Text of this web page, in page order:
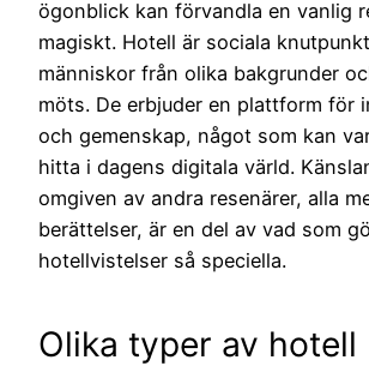
ögonblick kan förvandla en vanlig
magiskt. Hotell är sociala
människor från olika bakgrunder
möts. De erbjuder en plattform för
och gemenskap, något som kan
hitta i dagens digitala värld.
omgiven av andra resenärer, alla
berättelser, är en del av vad som
hotellvistelser så speciella.
Olika typer av hotell